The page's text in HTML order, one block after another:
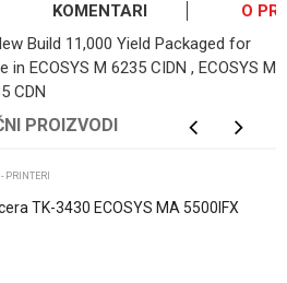
KOMENTARI
O
Build 11,000 Yield Packaged for
ECOSYS M 6235 CIDN , ECOSYS M
CDN
PROIZVODI
PRINTERI
TK-3430 ECOSYS MA 5500IFX